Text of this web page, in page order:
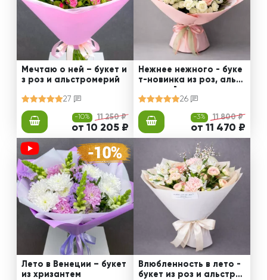
Мечтаю о ней – букет и
з роз и альстромерий
27
-10% 11 250 ₽
от 10 205 ₽
Нежнее нежного - буке
т-новинка из роз, альст
ромерий и калл
26
-3% 11 800 ₽
от 11 470 ₽
Лето в Венеции – букет
из хризантем
Влюбленность в лето -
букет из роз и альстро